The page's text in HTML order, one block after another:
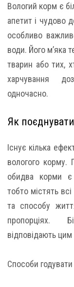
Вологий корм є
апетит і чудово
особливо
води. Його м’яка
тварин або тих,
харчування
одночасно.
Як
Існує кілька
вологого корму.
обидва корми є
тобто містять
та способу
пропорціях.
відповідають
Способи